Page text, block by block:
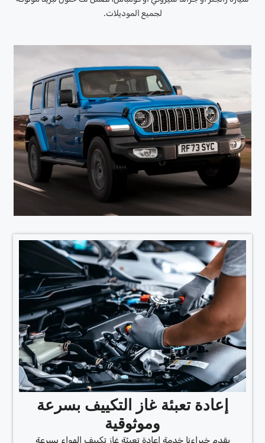
لجميع الموديلات.
إعادة تعبئة غاز التكييف بسرعة
وموثوقية
يقدم خبراءنا خدمة إعادة تعبئة غاز تكييف الهواء بسرعة